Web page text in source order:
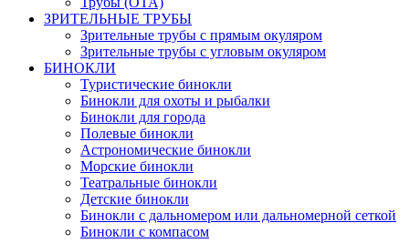
ЗРИТЕЛЬНЫЕ ТРУБЫ
Зрительные трубы с прямым окуляром
Зрительные трубы с угловым окуляром
БИНОКЛИ
Туристические бинокли
Бинокли для охоты и рыбалки
Бинокли для города
Полевые бинокли
Астрономические бинокли
Морские бинокли
Театральные бинокли
Детские бинокли
Бинокли с дальномером или дальномерной сеткой
Бинокли с компасом